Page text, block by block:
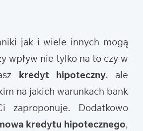
jak i wiele innych mogą
wpływ nie tylko na to czy w
kredyt hipoteczny, ale
na jakich warunkach bank
zaproponuje. Dodatkowo
kredytu hipotecznego,